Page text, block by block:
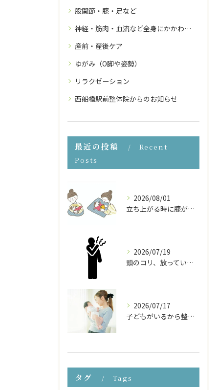
股関節・膝・足など
神経・筋肉・血流など全身にかかわること
産前・産後ケア
ゆがみ（O脚や姿勢）
リラクゼーション
西船橋駅前整体院からのお知らせ
最近の投稿
Recent
Posts
2026/08/01
立ち上がる時に膝が痛い！産後の膝の痛みの原因と対処法
2026/07/19
頭のコリ、放っていませんか？ドライヘッドスパで頭から体をほぐす
2026/07/17
子どもがいるから整体に行けない… そんなママのための『お子様連れ整体コース』
タグ Tags